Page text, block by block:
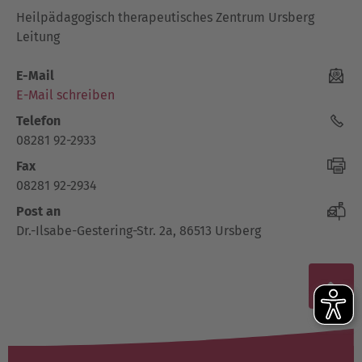
Heilpädagogisch therapeutisches Zentrum Ursberg
Leitung
E-Mail
E-Mail schreiben
Telefon
08281 92-2933
Fax
08281 92-2934
Post an
Dr.-Ilsabe-Gestering-Str. 2a, 86513 Ursberg